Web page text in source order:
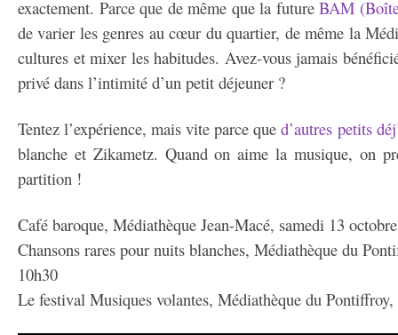
exactement. Parce que de même que la futureBAM
de varier les genres au cœur du quartier, de même la
cultures et mixer les habitudes. Avez-vous jamais
privé dans l’intimité d’un petit déjeuner ?
Tentez l’expérience, mais vite parce qued’autres petits
blanche et Zikametz. Quand on aime la musique, on
partition !
Café baroque, Médiathèque Jean-Macé, samedi 13
Chansons rares pour nuits blanches, Médiathèque du
10h30
Le festival Musiques volantes, Médiathèque du